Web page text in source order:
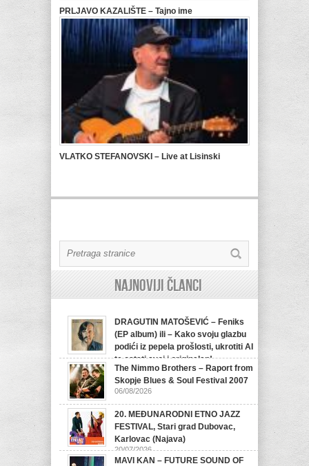
PRLJAVO KAZALIŠTE – Tajno ime
VLATKO STEFANOVSKI – Live at Lisinski
Najnoviji članci
DRAGUTIN MATOŠEVIĆ – Feniks
(EP album) ili – Kako svoju glazbu
podići iz pepela prošlosti, ukrotiti AI
te ostati svoj i originalan!
07/08/2026
The Nimmo Brothers – Raport from
Skopje Blues & Soul Festival 2007
06/08/2026
20. MEĐUNARODNI ETNO JAZZ
FESTIVAL, Stari grad Dubovac,
Karlovac (Najava)
20/07/2026
MAVI KAN – FUTURE SOUND OF